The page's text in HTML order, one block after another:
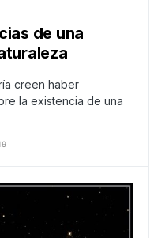
de una
creen haber
la existencia de una